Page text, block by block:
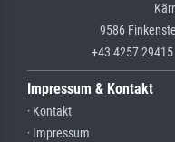
9586
+43 4257
Impressum & Kontakt
· Kontakt
· Impressum